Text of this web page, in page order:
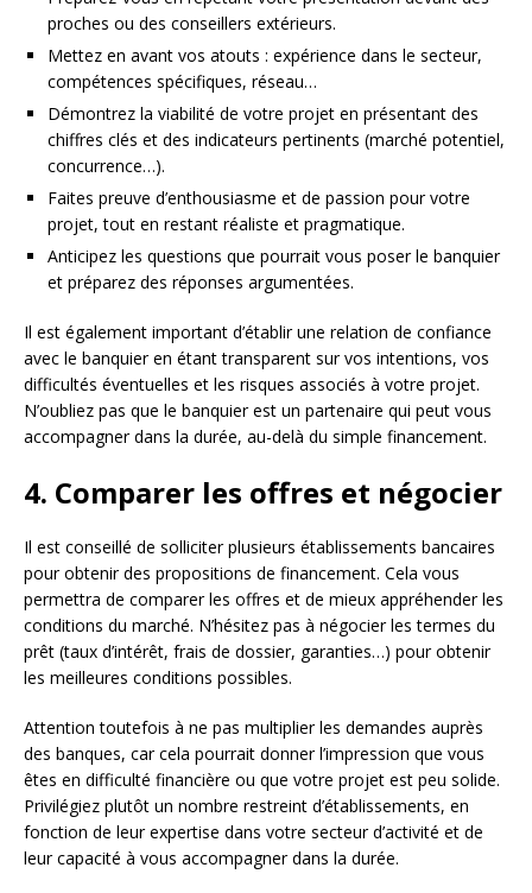
proches ou des conseillers extérieurs.
Mettez en avant vos atouts : expérience dans le secteur,
compétences spécifiques, réseau…
Démontrez la viabilité de votre projet en présentant des
chiffres clés et des indicateurs pertinents (marché potentiel,
concurrence…).
Faites preuve d’enthousiasme et de passion pour votre
projet, tout en restant réaliste et pragmatique.
Anticipez les questions que pourrait vous poser le banquier
et préparez des réponses argumentées.
Il est également important d’établir une relation de confiance
avec le banquier en étant transparent sur vos intentions, vos
difficultés éventuelles et les risques associés à votre projet.
N’oubliez pas que le banquier est un partenaire qui peut vous
accompagner dans la durée, au-delà du simple financement.
4. Comparer les offres et négocier
Il est conseillé de solliciter plusieurs établissements bancaires
pour obtenir des propositions de financement. Cela vous
permettra de comparer les offres et de mieux appréhender les
conditions du marché. N’hésitez pas à négocier les termes du
prêt (taux d’intérêt, frais de dossier, garanties…) pour obtenir
les meilleures conditions possibles.
Attention toutefois à ne pas multiplier les demandes auprès
des banques, car cela pourrait donner l’impression que vous
êtes en difficulté financière ou que votre projet est peu solide.
Privilégiez plutôt un nombre restreint d’établissements, en
fonction de leur expertise dans votre secteur d’activité et de
leur capacité à vous accompagner dans la durée.